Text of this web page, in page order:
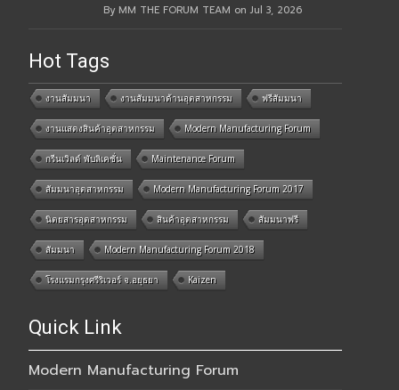
By MM THE FORUM TEAM on Jul 3, 2026
Hot Tags
งานสัมมนา งานสัมมนาด้านอุตสาหกรรม ฟรีสัมมนา
งานแสดงสินค้าอุตสาหกรรม Modern Manufacturing Forum
กรีนเวิลด์ พับลิเคชั่น Maintenance Forum
สัมมนาอุตสาหกรรม Modern Manufacturing Forum 2017
นิตยสารอุตสาหกรรม สินค้าอุตสาหกรรม สัมมนาฟรี
สัมมนา Modern Manufacturing Forum 2018
โรงแรมกรุงศรีริเวอร์ จ.อยุธยา Kaizen
Quick Link
Modern Manufacturing Forum